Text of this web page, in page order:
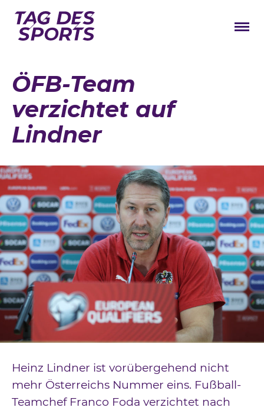
Stars
Galerie
Verbände
Barrierefreiheit
Downloads
Kontakt
Impressum
ÖFB-Team
verzichtet auf
Lindner
Heinz Lindner ist vorübergehend nicht
mehr Österreichs Nummer eins. Fußball-
Teamchef Franco Foda verzichtet nach